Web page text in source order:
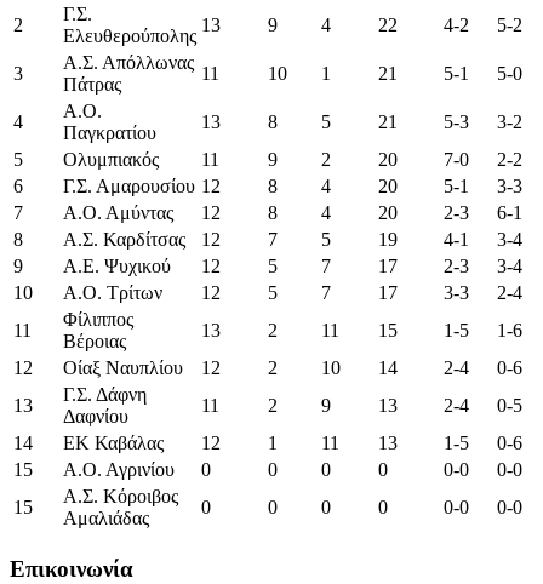
2
Γ.Σ.
Ελευθερούπολης
13 9 4 22 4-2 5-2
3
Α.Σ. Απόλλωνας
Πάτρας
11 10 1 21 5-1 5-0
4
Α.Ο.
Παγκρατίου
13 8 5 21 5-3
3-2
5
Ολυμπιακός 11 9 2 20 7-0
2-2
6
Γ.Σ. Αμαρουσίου 12 8 4 20 5-1
3-3
7
Α.Ο. Αμύντας 12 8 4 20 2-3
6-1
8
Α.Σ. Καρδίτσας 12 7 5 19 4-1
3-4
9
Α.Ε. Ψυχικού 12 5 7 17 2-3
3-4
10
Α.Ο. Τρίτων 12 5 7 17 3-3
2-4
11
Φίλιππος
Βέροιας
13 2 11 15 1-5
1-6
12
Οίαξ Ναυπλίου 12 2 10 14 2-4
0-6
13
Γ.Σ. Δάφνη
Δαφνίου
11 2 9 13 2-4
0-5
14
ΕΚ Καβάλας 12 1 11 13 1-5
0-6
15
Α.Ο. Αγρινίου 0 0 0 0 0-0
0-0
15
Α.Σ. Κόροιβος
Αμαλιάδας
0 0 0 0 0-0 0-0
Επικοινωνία